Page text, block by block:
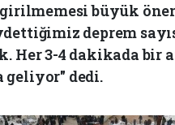
büyük
deprem
Her 3-4 dakikada bir
geliyor" dedi.